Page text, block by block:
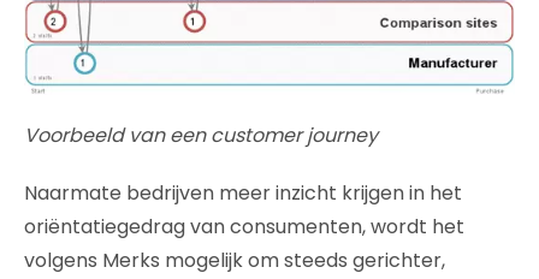
Voorbeeld van een customer journey
Naarmate bedrijven meer inzicht krijgen in het
oriëntatiegedrag van consumenten, wordt het
volgens Merks mogelijk om steeds gerichter,